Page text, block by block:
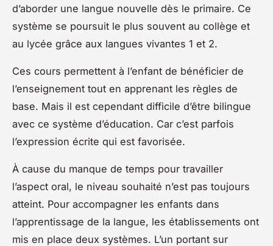
d’aborder une langue nouvelle dès le primaire. Ce
système se poursuit le plus souvent au collège et
au lycée grâce aux langues vivantes 1 et 2.
Ces cours permettent à l’enfant de bénéficier de
l’enseignement tout en apprenant les règles de
base. Mais il est cependant difficile d’être bilingue
avec ce système d’éducation. Car c’est parfois
l’expression écrite qui est favorisée.
À cause du manque de temps pour travailler
l’aspect oral, le niveau souhaité n’est pas toujours
atteint. Pour accompagner les enfants dans
l’apprentissage de la langue, les établissements ont
mis en place deux systèmes. L’un portant sur